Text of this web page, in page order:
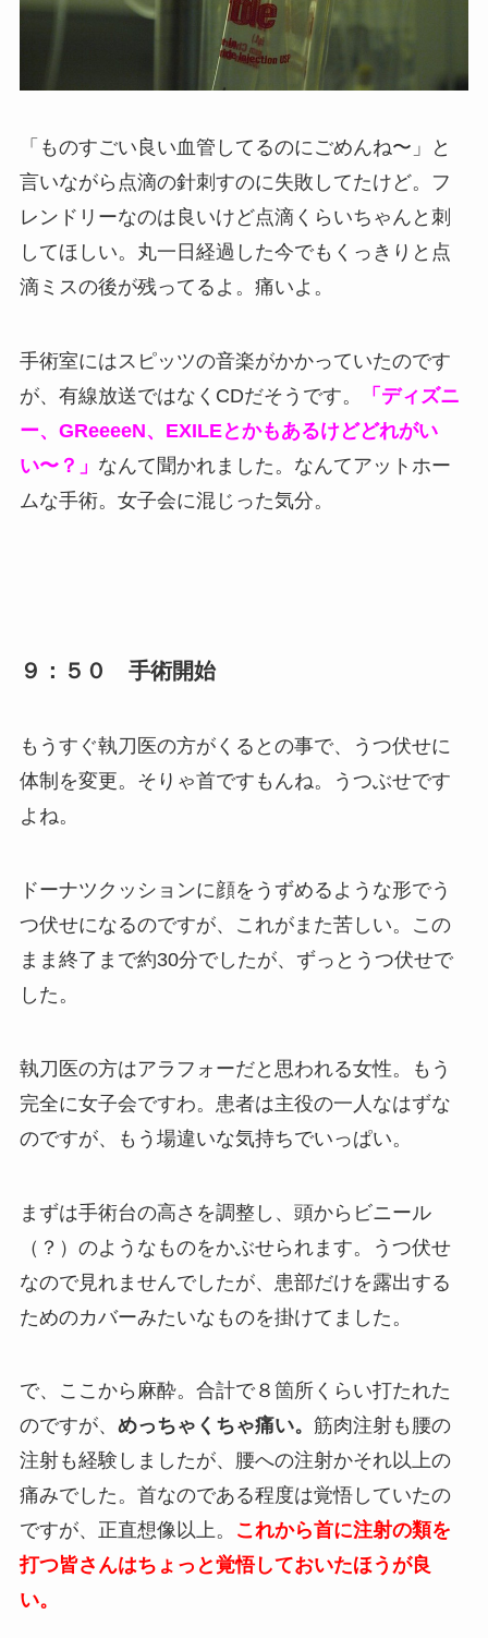
「ものすごい良い血管してるのにごめんね〜」と
言いながら点滴の針刺すのに失敗してたけど。フ
レンドリーなのは良いけど点滴くらいちゃんと刺
してほしい。丸一日経過した今でもくっきりと点
滴ミスの後が残ってるよ。痛いよ。
手術室にはスピッツの音楽がかかっていたのです
が、有線放送ではなくCDだそうです。
「ディズニ
ー、GReeeeN、EXILEとかもあるけどどれがい
い〜？」 なんて聞かれました。なんてアットホー
ムな手術。女子会に混じった気分。
９：５０ 手術開始
もうすぐ執刀医の方がくるとの事で、うつ伏せに
体制を変更。そりゃ首ですもんね。うつぶせです
よね。
ドーナツクッションに顔をうずめるような形でう
つ伏せになるのですが、これがまた苦しい。この
まま終了まで約30分でしたが、ずっとうつ伏せで
した。
執刀医の方はアラフォーだと思われる女性。もう
完全に女子会ですわ。患者は主役の一人なはずな
のですが、もう場違いな気持ちでいっぱい。
まずは手術台の高さを調整し、頭からビニール
（？）のようなものをかぶせられます。うつ伏せ
なので見れませんでしたが、患部だけを露出する
ためのカバーみたいなものを掛けてました。
で、ここから麻酔。合計で８箇所くらい打たれた
のですが、 めっちゃくちゃ痛い。 筋肉注射も腰の
注射も経験しましたが、腰への注射かそれ以上の
痛みでした。首なのである程度は覚悟していたの
ですが、正直想像以上。
これから首に注射の類を
打つ皆さんはちょっと覚悟しておいたほうが良
い。